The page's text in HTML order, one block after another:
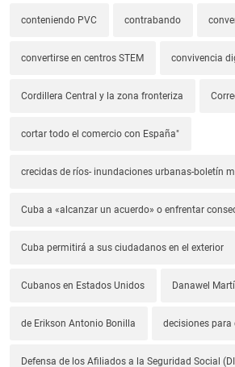
conteniendo PVC contrabando
convertirse en centros STEM convivencia
Cordillera Central y la zona fronteriza
cortar todo el comercio con España"
crecidas de ríos- inundaciones urbanas-boletín
Cuba a «alcanzar un acuerdo» o enfrentar
Cuba permitirá a sus ciudadanos en el exterior
Cubanos en Estados Unidos Danawel
de Erikson Antonio Bonilla decisiones
Defensa de los Afiliados a la Seguridad Social